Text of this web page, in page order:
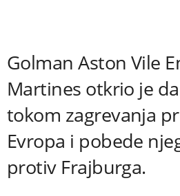
Golman Aston Vile
Martines otkrio je
tokom zagrevanja
Evropa i pobede
protiv Frajburga.